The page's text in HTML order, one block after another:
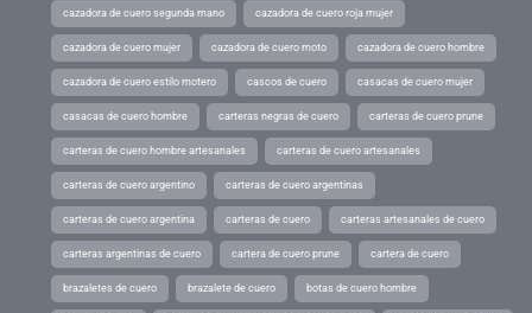
cazadora de cuero segunda mano cazadora de cuero roja mujer
cazadora de cuero mujer cazadora de cuero moto cazadora de cuero hombre
cazadora de cuero estilo motero cascos de cuero casacas de cuero mujer
casacas de cuero hombre carteras negras de cuero carteras de cuero prune
carteras de cuero hombre artesanales carteras de cuero artesanales
carteras de cuero argentino carteras de cuero argentinas
carteras de cuero argentina carteras de cuero carteras artesanales de cuero
carteras argentinas de cuero cartera de cuero prune cartera de cuero
brazaletes de cuero brazalete de cuero botas de cuero hombre